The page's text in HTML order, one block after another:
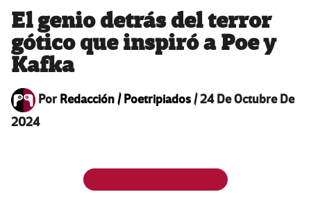
El genio detrás del terror
gótico que inspiró a Poe y
Kafka
PorRedacción / Poetripiados/24 De Octubre De
2024